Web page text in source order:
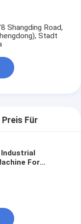
Shangding Road,
Stadt
Preis Für
For